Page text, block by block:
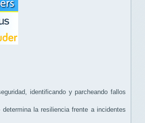
identificando y parcheando fallos
la resiliencia frente a incidentes